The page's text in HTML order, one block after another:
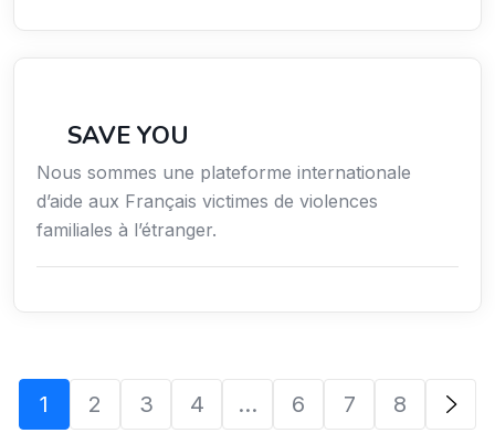
SAVE YOU
Nous sommes une plateforme internationale
d’aide aux Français victimes de violences
familiales à l’étranger.
1 2 3 4 … 6 7 8